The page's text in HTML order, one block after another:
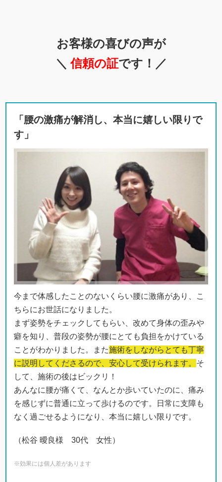
お客様の喜びの声が
＼ 信頼の証です！／
「腰の激痛が解消し、本当に嬉しい限りで
す」
今まで体感したことのないくらい腰に激痛があり、こ
ちらにお世話になりました。
まず姿勢をチェックしてもらい、改めて身体の歪みや
癖を知り、普段の姿勢が腰にとても負担をかけている
ことがわかりました。また施術をしながらとても丁寧
に説明してくださるので、安心して受けられます。 そ
して、施術の後はビックリ！
あんなに腰が痛くて、なんとか歩いていたのに、痛み
を感じずに普通に立って歩けるのです。日常に支障も
なく過ごせるようになり、本当に嬉しい限りです。
（松谷 曖良様 30代 女性）
※効果には個人差があります